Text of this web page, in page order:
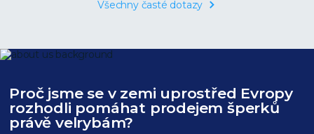
Všechny časté dotazy
Proč jsme se v zemi uprostřed Evropy
rozhodli pomáhat prodejem šperků
právě velrybám?